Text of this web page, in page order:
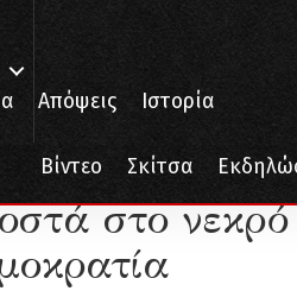
Απόψεις Ιστορία
Βίντεο Σκίτσα
που έπεσε για τη Δημοκρατία
στο νεκρό